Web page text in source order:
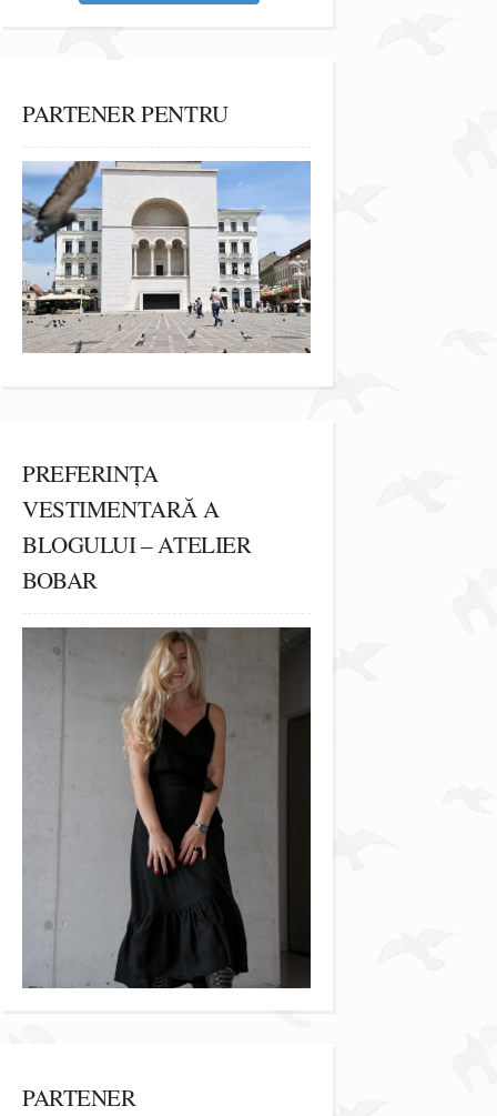
PARTENER PENTRU
PREFERINȚA
VESTIMENTARĂ A
BLOGULUI – ATELIER
BOBAR
PARTENER